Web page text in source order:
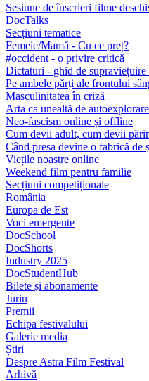
Sesiune de înscrieri filme
DocTalks
Secțiuni tematice
Femeie/Mamă - Cu ce preț?
#occident - o privire critică
Dictaturi - ghid de
Pe ambele părți ale frontului
Masculinitatea în criză
Arta ca unealtă de
Neo-fascism online și offline
Cum devii adult, cum devii
Când presa devine o fabrică de
Viețile noastre online
Weekend film pentru familie
Secțiuni competiționale
România
Europa de Est
Voci emergente
DocSchool
DocShorts
Industry 2025
DocStudentHub
Bilete și abonamente
Juriu
Premii
Echipa festivalului
Galerie media
Știri
Despre Astra Film Festival
Arhivă